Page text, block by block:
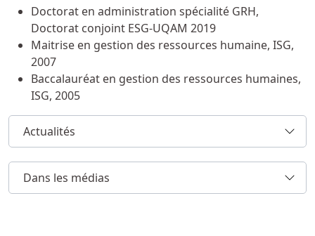
Doctorat en administration spécialité GRH,
Doctorat conjoint ESG-UQAM 2019
Maitrise en gestion des ressources humaine, ISG,
2007
Baccalauréat en gestion des ressources humaines,
ISG, 2005
Actualités
Dans les médias